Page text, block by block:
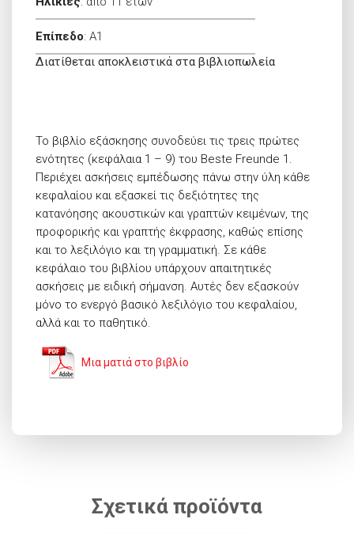
Επίπεδο: A1
Διατίθεται αποκλειστικά στα βιβλιοπωλεία
Το βιβλίο εξάσκησης συνοδεύει τις τρεις πρώτες
ενότητες (κεφάλαια 1 – 9) του Beste Freunde 1.
Περιέχει ασκήσεις εμπέδωσης πάνω στην ύλη κάθε
κεφαλαίου και εξασκεί τις δεξιότητες της
κατανόησης ακουστικών και γραπτών κειμένων, της
προφορικής και γραπτής έκφρασης, καθώς επίσης
και το λεξιλόγιο και τη γραμματική. Σε κάθε
κεφάλαιο του βιβλίου υπάρχουν απαιτητικές
ασκήσεις με ειδική σήμανση. Αυτές δεν εξασκούν
μόνο το ενεργό βασικό λεξιλόγιο του κεφαλαίου,
αλλά και το παθητικό.
Μια ματιά στο βιβλίο
Σχετικά προϊόντα